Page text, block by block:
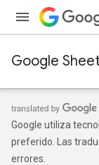
Google
Google utiliza
preferido. Las
errores.